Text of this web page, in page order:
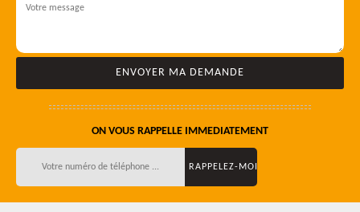
ON VOUS RAPPELLE IMMEDIATEMENT